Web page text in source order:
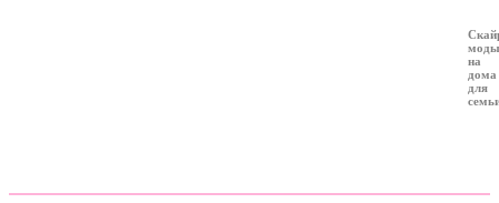
моды
на
дома
для